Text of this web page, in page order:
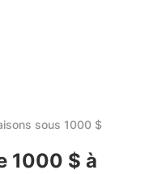
sous 1000 $
1000 $ à